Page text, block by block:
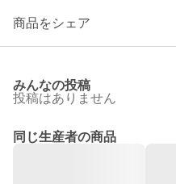
商品をシェア
みんなの投稿
投稿はありません
同じ生産者の商品